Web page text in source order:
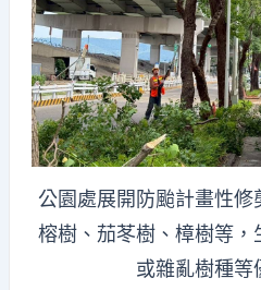
公園處展開防颱計畫性修
榕樹、茄苳樹、樟樹等
或雜亂樹種等